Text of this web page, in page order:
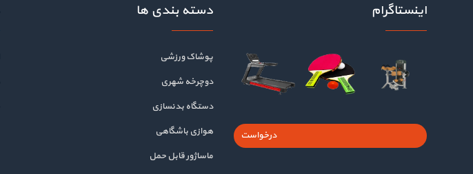
اینستاگرام
درخواست
دسته بندی ها
پوشاک ورزشی
دوچرخه شهری
دستگاه بدنسازی
هوازی باشگاهی
ماساژور قابل حمل